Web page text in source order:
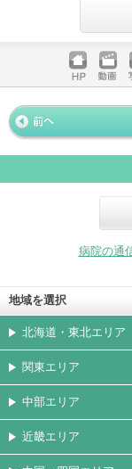
ホームペ
ージ
動画
« 前ペー
ジ
病院の通
地域を選択
北海道・東北エリア
関東エリア
中部エリア
近畿エリア